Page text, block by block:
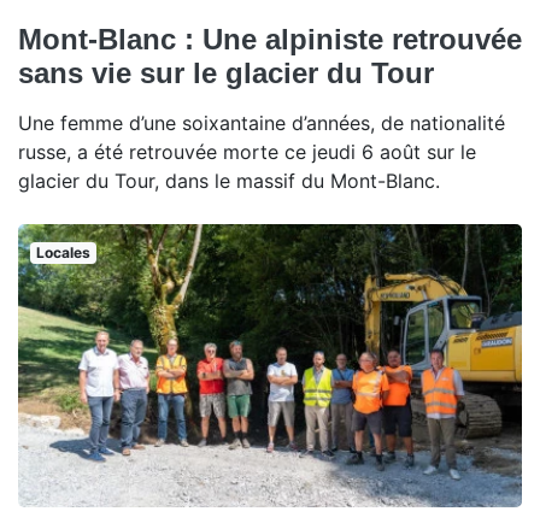
Mont-Blanc : Une alpiniste retrouvée
sans vie sur le glacier du Tour
Une femme d’une soixantaine d’années, de nationalité
russe, a été retrouvée morte ce jeudi 6 août sur le
glacier du Tour, dans le massif du Mont-Blanc.
Locales